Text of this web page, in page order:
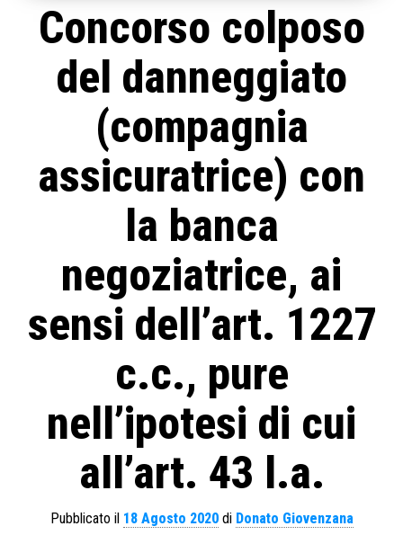
Concorso colposo
del danneggiato
(compagnia
assicuratrice) con
la banca
negoziatrice, ai
sensi dell’art. 1227
c.c., pure
nell’ipotesi di cui
all’art. 43 l.a.
Pubblicato il 18 Agosto 2020di Donato Giovenzana